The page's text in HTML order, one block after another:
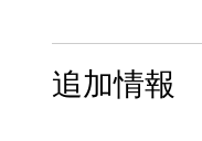
4
b
追加情報